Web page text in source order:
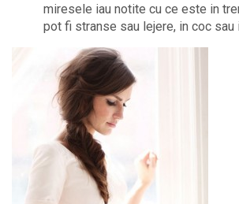
miresele iau notite cu ce este in
pot fi stranse sau lejere, in coc sau